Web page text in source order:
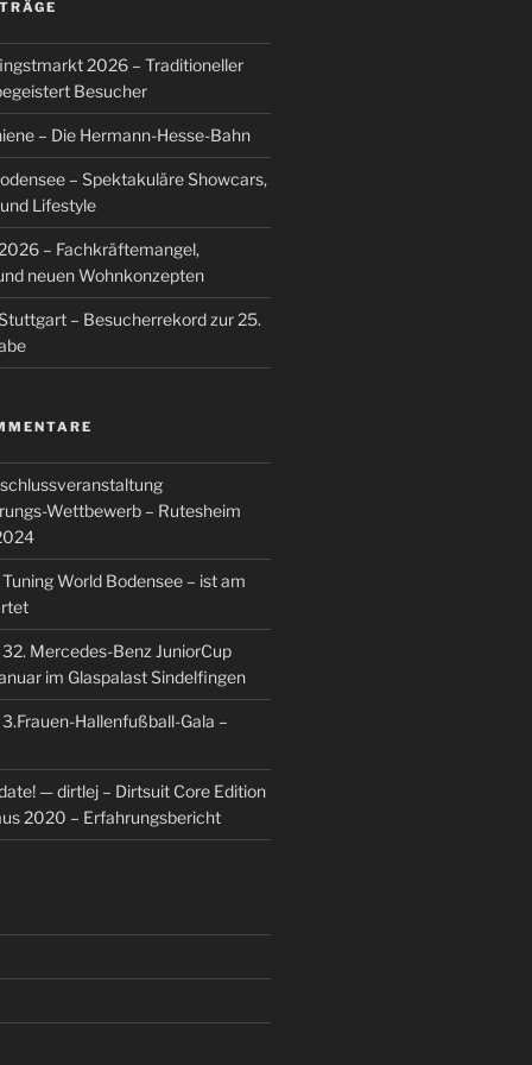
2026 – Traditioneller
Besucher
– Die Hermann-Hesse-Bahn
– Spektakuläre Showcars,
Lifestyle
– Fachkräftemangel,
neuen Wohnkonzepten
– Besucherrekord zur 25.
Wettbewerb – Rutesheim
Tuning World Bodensee – ist am
32. Mercedes-Benz JuniorCup
im Glaspalast Sindelfingen
3.Frauen-Hallenfußball-Gala –
— dirtlej – Dirtsuit Core Edition
2020 – Erfahrungsbericht